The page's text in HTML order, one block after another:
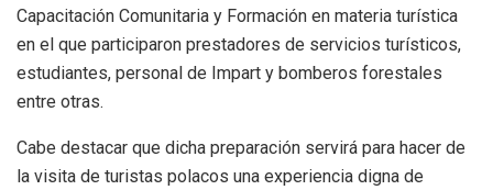
Capacitación Comunitaria y Formación en materia turística
en el que participaron prestadores de servicios turísticos,
estudiantes, personal de Impart y bomberos forestales
entre otras.
Cabe destacar que dicha preparación servirá para hacer de
la visita de turistas polacos una experiencia digna de